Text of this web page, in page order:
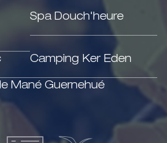
Spa Douch'heure
Camping Ker Eden
Mané Guernehué